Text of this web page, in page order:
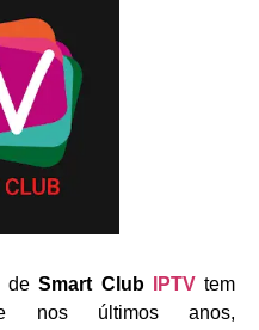
deSmart Club IPTV tem
nos últimos anos,